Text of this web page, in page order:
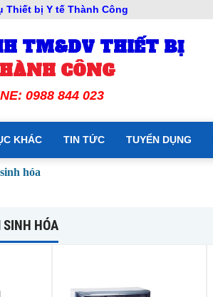
Thiết bị Y tế Thành Công
TM&DV THIẾT BỊ
CÔNG
0988 844 023
KHÁC TIN TỨC TUYỂN DỤNG
hóa
SINH HÓA